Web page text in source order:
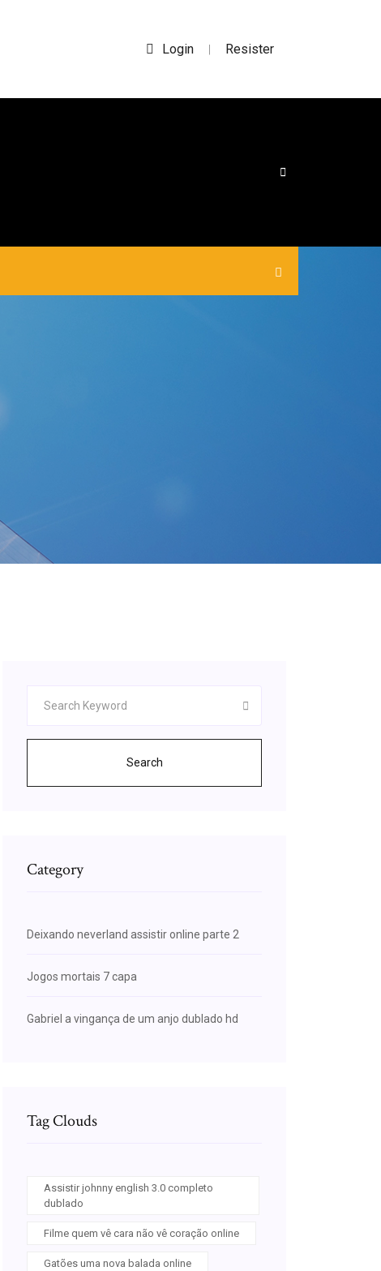
Login | Resister
Search
Category
Deixando neverland assistir online parte 2
Jogos mortais 7 capa
Gabriel a vingança de um anjo dublado hd
Tag Clouds
Assistir johnny english 3.0 completo
dublado
Filme quem vê cara não vê coração online
Gatões uma nova balada online